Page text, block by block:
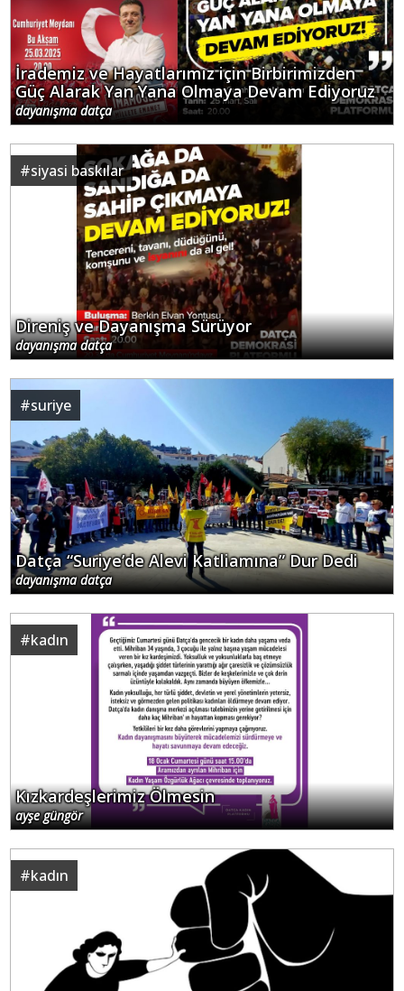
İrademiz ve Hayatlarımız için Birbirimizden
Güç Alarak Yan Yana Olmaya Devam Ediyoruz
dayanışma datça
#siyasi baskılar
Direniş ve Dayanışma Sürüyor
dayanışma datça
#suriye
Datça “Suriye’de Alevi Katliamına” Dur Dedi
dayanışma datça
#kadın
Kızkardeşlerimiz Ölmesin
ayşe güngör
#kadın